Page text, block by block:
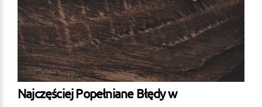
Najczęściej Popełniane Błędy w